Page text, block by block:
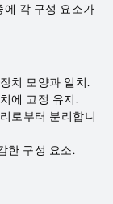
각 구성 요소가
치 모양과 일치.
에 고정 유지.
로부터 분리합니
한 구성 요소.